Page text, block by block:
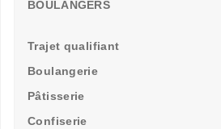
BOULANGERS
Trajet qualifiant
Boulangerie
Pâtisserie
Confiserie